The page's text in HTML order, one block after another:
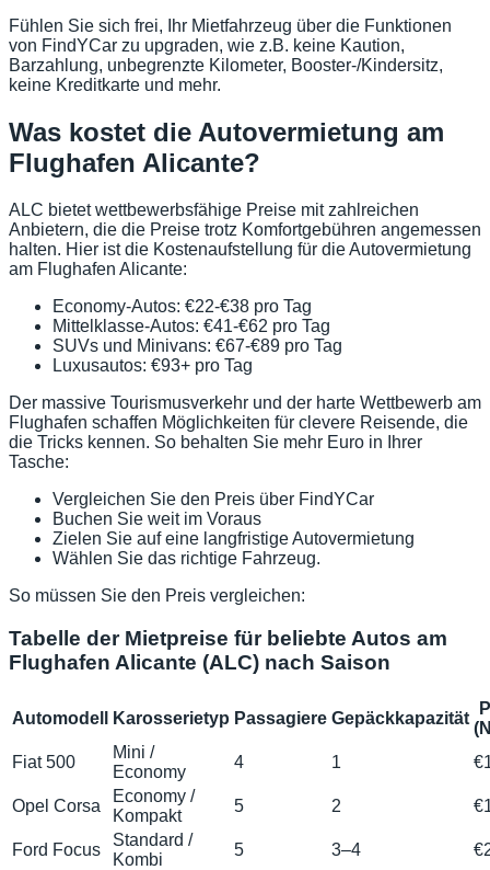
Fühlen Sie sich frei, Ihr Mietfahrzeug über die Funktionen
von FindYCar zu upgraden, wie z.B. keine Kaution,
Barzahlung, unbegrenzte Kilometer, Booster-/Kindersitz,
keine Kreditkarte und mehr.
Was kostet die Autovermietung am
Flughafen Alicante?
ALC bietet wettbewerbsfähige Preise mit zahlreichen
Anbietern, die die Preise trotz Komfortgebühren angemessen
halten. Hier ist die Kostenaufstellung für die Autovermietung
am Flughafen Alicante:
Economy-Autos: €22-€38 pro Tag
Mittelklasse-Autos: €41-€62 pro Tag
SUVs und Minivans: €67-€89 pro Tag
Luxusautos: €93+ pro Tag
Der massive Tourismusverkehr und der harte Wettbewerb am
Flughafen schaffen Möglichkeiten für clevere Reisende, die
die Tricks kennen. So behalten Sie mehr Euro in Ihrer
Tasche:
Vergleichen Sie den Preis über FindYCar
Buchen Sie weit im Voraus
Zielen Sie auf eine langfristige Autovermietung
Wählen Sie das richtige Fahrzeug.
So müssen Sie den Preis vergleichen:
Tabelle der Mietpreise für beliebte Autos am
Flughafen Alicante (ALC) nach Saison
Automodell Karosserietyp Passagiere Gepäckkapazität
Fiat 500
Mini /
Economy
4 1
Opel Corsa
Economy /
Kompakt
5 2
Ford Focus
Standard /
Kombi
5 3–4